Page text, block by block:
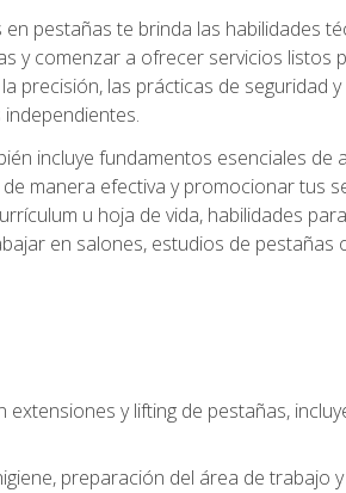
pestañas te brinda las habilidades
y comenzar a ofrecer servicios listos
precisión, las prácticas de seguridad
incluye fundamentos esenciales de
manera efectiva y promocionar tus
u hoja de vida, habilidades
en salones, estudios de
y lifting de pestañas,
preparación del área de trabajo